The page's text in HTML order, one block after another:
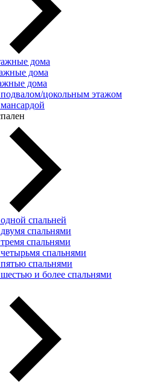
дома
дома
дома
цокольным этажом
спальней
спальнями
спальнями
спальнями
спальнями
и более спальнями